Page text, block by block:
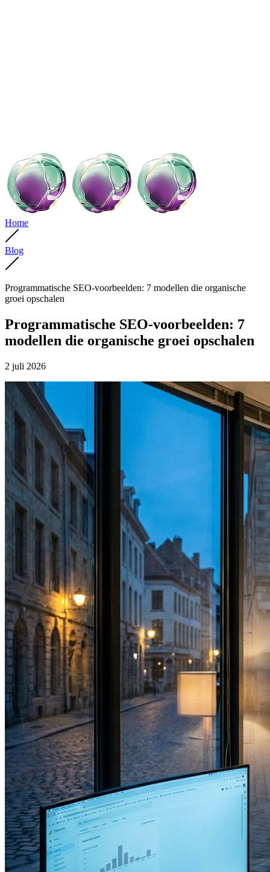
Home
Blog
Programmatische SEO-voorbeelden: 7 modellen die organische
groei opschalen
Programmatische SEO-voorbeelden: 7
modellen die organische groei opschalen
2 juli 2026